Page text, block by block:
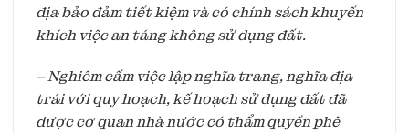
địa bảo đảm tiết kiệm và có chính sách khuyến
khích việc an táng không sử dụng đất.
– Nghiêm cấm việc lập nghĩa trang, nghĩa địa
trái với quy hoạch, kế hoạch sử dụng đất đã
được cơ quan nhà nước có thẩm quyền phê